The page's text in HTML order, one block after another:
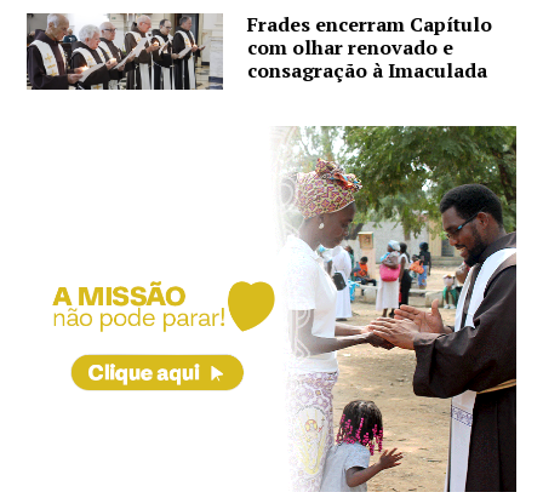
Frades encerram Capítulo
com olhar renovado e
consagração à Imaculada